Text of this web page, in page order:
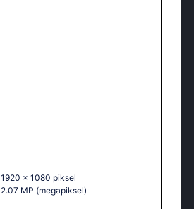
1920 x 1080 piksel
2.07 MP (megapiksel)